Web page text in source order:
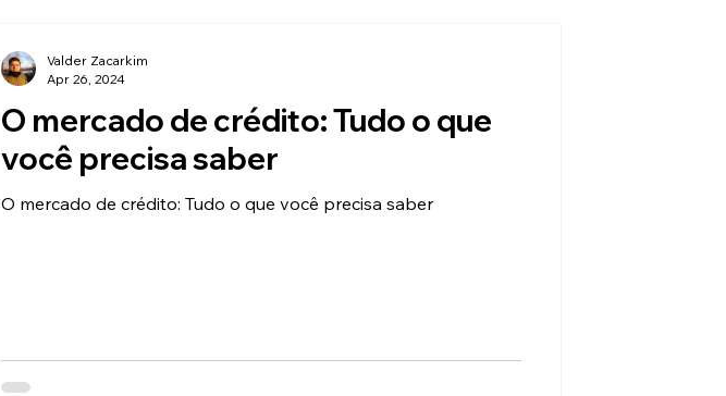
O mercado de crédito: Tudo o que
você precisa saber
O mercado de crédito: Tudo o que você precisa saber
Valder Zacarkim
Apr 26, 2024